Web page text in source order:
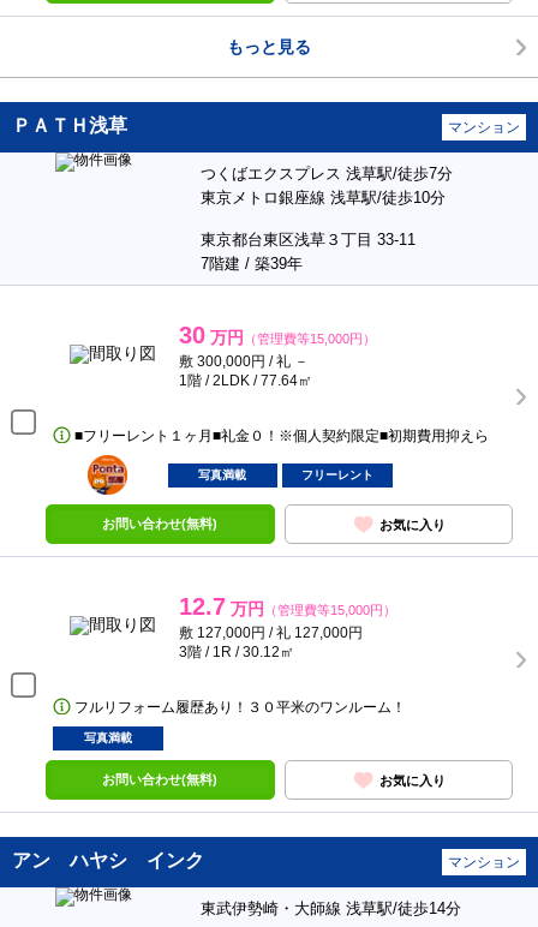
もっと見る
ＰＡＴＨ浅草 マンション
つくばエクスプレス 浅草駅/徒歩7分
東京メトロ銀座線 浅草駅/徒歩10分
東京都台東区浅草３丁目 33-11
7階建 / 築39年
30 万円 （管理費等15,000円）
敷 300,000円 / 礼 －
1階 / 2LDK / 77.64㎡
■フリーレント１ヶ月■礼金０！※個人契約限定■初期費用抑えら
ポンタ
部屋
写真満載 フリーレント
お問い合わせ(無料) お気に入り
12.7 万円 （管理費等15,000円）
敷 127,000円 / 礼 127,000円
3階 / 1R / 30.12㎡
フルリフォーム履歴あり！３０平米のワンルーム！
写真満載
お問い合わせ(無料) お気に入り
アン ハヤシ インク マンション
東武伊勢崎・大師線 浅草駅/徒歩14分